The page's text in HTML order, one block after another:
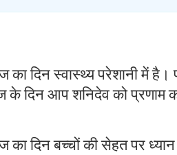
का दिन स्वास्थ्य परेशानी में
दिन आप शनिदेव को प्रणाम
का दिन बच्चों की सेहत पर